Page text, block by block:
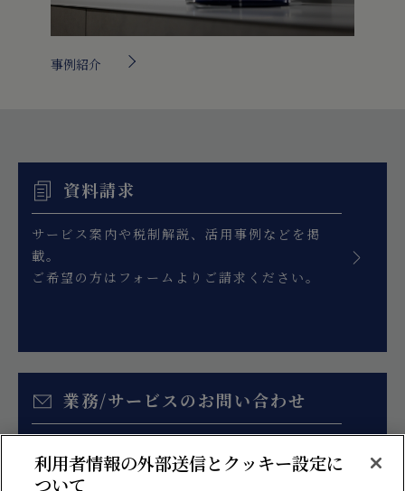
事例紹介
資料請求
サービス案内や税制解説、活用事例などを掲
載。
ご希望の方はフォームよりご請求ください。
業務/サービスのお問い合わせ
お問い合わせください。
利用者情報の外部送信とクッキー設定に
ついて